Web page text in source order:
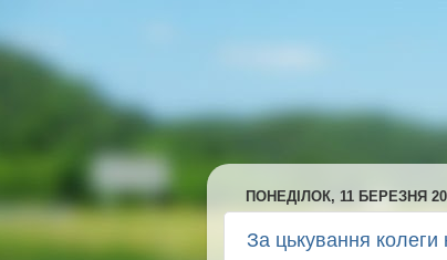
ПОНЕДІЛОК, 11 БЕРЕЗНЯ
За цькування колеги